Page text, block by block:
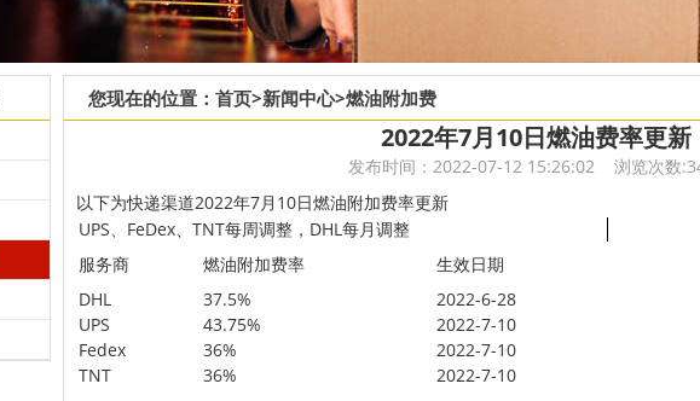
您现在的位置： 首页>新闻中心>燃油附加费
2022年7月10日燃油费率更新
发布时间：2022-07-12 15:26:02 浏览次数
以下为快递渠道2022年7月10日燃油附加费率更新
UPS、FeDex、TNT每周调整，DHL每月调整
服务商
燃油附加费率
生效日期
DHL
37.5%
2022-6-28
UPS
43.75%
2022-7-10
Fedex
36%
2022-7-10
TNT
36% 2022-7-10